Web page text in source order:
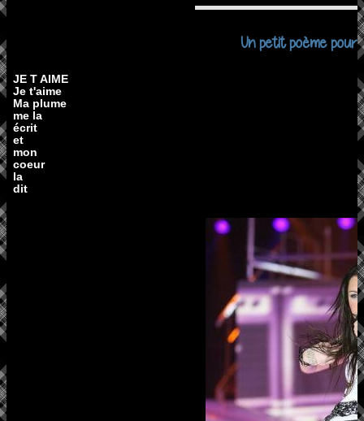
Un petit poème pour
JE T AIME
Je t'aime
Ma plume
me la
écrit
et
mon
coeur
la
dit